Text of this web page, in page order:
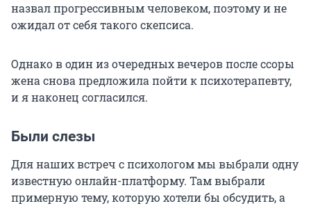
назвал прогрессивным человеком, поэтому и не
ожидал от себя такого скепсиса.
Однако в один из очередных вечеров после ссоры
жена снова предложила пойти к психотерапевту,
и я наконец согласился.
Были слезы
Для наших встреч с психологом мы выбрали одну
известную онлайн-платформу. Там выбрали
примерную тему, которую хотели бы обсудить, а